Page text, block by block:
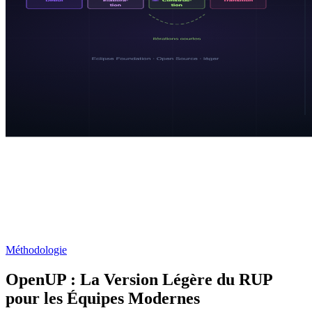
Méthodologie
OpenUP : La Version Légère du RUP
pour les Équipes Modernes